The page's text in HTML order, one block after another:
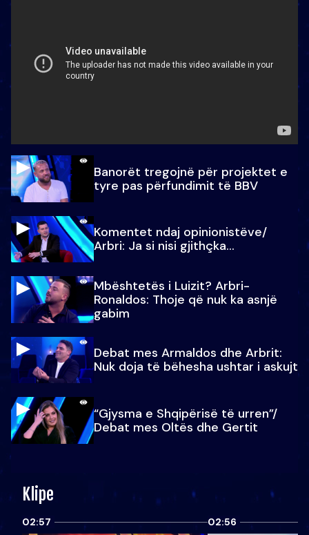
Banorët tregojnë për projektet e
tyre pas përfundimit të BBV
Komentet ndaj opinionistëve/
Arbri: Ja si nisi gjithçka…
Mbështetës i Luizit? Arbri-
Ronaldos: Thoje që nuk ka asnjë
gabim
Debat mes Armaldos dhe Arbrit:
Nuk doja të bëhesha ushtar i askujt
“Gjysma e Shqipërisë të urren”/
Debat mes Oltës dhe Gertit
Klipe
02:57 02:56